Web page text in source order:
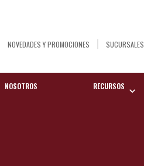
NOVEDADES Y PROMOCIONES SUCURSALES
NOSOTROS RECURSOS